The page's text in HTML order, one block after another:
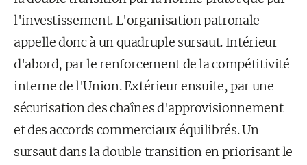
l'investissement. L'organisation patronale
appelle donc à un quadruple sursaut. Intérieur
d'abord, par le renforcement de la compétitivité
interne de l'Union. Extérieur ensuite, par une
sécurisation des chaînes d'approvisionnement
et des accords commerciaux équilibrés. Un
sursaut dans la double transition en priorisant le